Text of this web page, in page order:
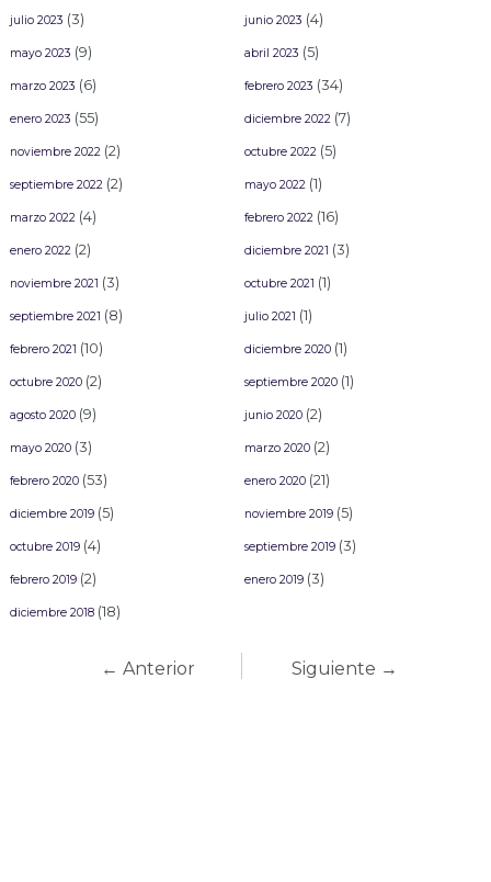
julio 2023 (3) junio 2023 (4)
mayo 2023 (9) abril 2023 (5)
marzo 2023 (6) febrero 2023 (34)
enero 2023 (55) diciembre 2022(7)
noviembre 2022(2) octubre 2022(5)
septiembre 2022(2) mayo 2022(1)
marzo 2022(4) febrero 2022(16)
enero 2022(2) diciembre 2021 (3)
noviembre 2021 (3) octubre 2021 (1)
septiembre 2021 (8) julio 2021 (1)
febrero 2021 (10) diciembre 2020(1)
octubre 2020(2) septiembre 2020(1)
agosto 2020(9) junio 2020(2)
mayo 2020(3) marzo 2020(2)
febrero 2020(53) enero 2020(21)
diciembre 2019(5) noviembre 2019(5)
octubre 2019(4) septiembre 2019(3)
febrero 2019(2) enero 2019(3)
diciembre 2018(18)
← Anterior Siguiente →